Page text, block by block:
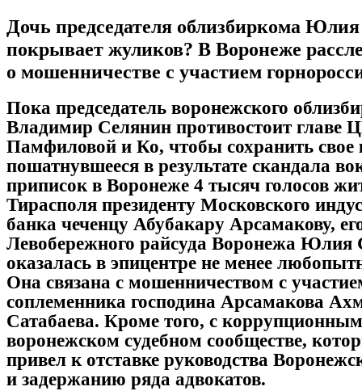
Дочь председателя облизбиркома
покрывает жуликов? В Воронеже
о мошенничестве с участием
Пока председатель воронежского
Владимир Селянин противостоит главе
Памфиловой и Ко, чтобы сохранить свое
пошатнувшееся в результате скандала
приписок в Воронеже 4 тысяч голосов
Тирасполя президенту Московского
банка чеченцу Абубакару Арсамакову,
Левобережного райсуда Воронежа Юлия
оказалась в эпицентре не менее
Она связана с мошенничеством с
соплеменника господина Арсамакова
Сатабаева. Кроме того, с
воронежском судебном сообществе,
привел к отставке руководства
и задержанию ряда адвокатов.